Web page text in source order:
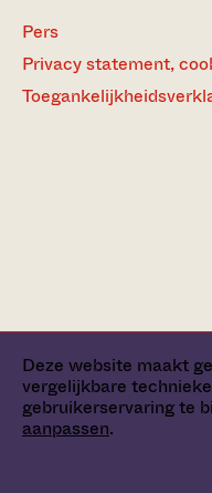
Deze website maakt
vergelijkbare
gebruikerservaring te
aanpassen.
Pers
Privacy statement,